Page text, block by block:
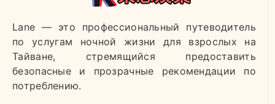
Lane — это профессиональный путеводитель
по услугам ночной жизни для взрослых на
Тайване, стремящийся предоставить
безопасные и прозрачные рекомендации по
потреблению.